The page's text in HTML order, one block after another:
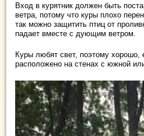
Вход в курятник должен быть
ветра, потому что куры плохо
так можно защитить птиц от
падает вместе с дующим ветром.
Куры любят свет, поэтому хорошо,
расположено на стенах с южной